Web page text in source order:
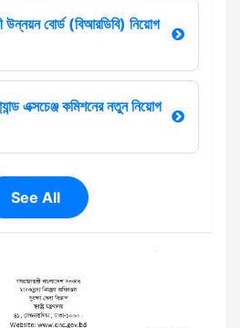
উন্নয়ন বোর্ড (বিআরডিবি) নিয়োগ
এক্সচেঞ্জ কমিশনের নতুন নিয়োগ
See All